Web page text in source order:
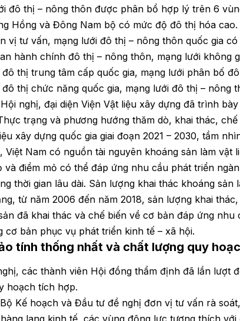
đô thị – nông thôn được phân bổ hợp lý trên 6
Hồng và Đông Nam bộ có mức độ đô thị hóa cao.
vị tư vấn, mạng lưới đô thị – nông thôn quốc gia
hành chính đô thị – nông thôn, mạng lưới không
thị trung tâm cấp quốc gia, mạng lưới phân bố
thị chức năng quốc gia, mạng lưới đô thị – nông
nghị, đại diện Viện Vật liệu xây dựng đã trình
trạng và phương hướng thăm dò, khai thác,
xây dựng quốc gia giai đoạn 2021 – 2030, tầm
Việt Nam có nguồn tài nguyên khoáng sản làm vật
và điểm mỏ có thể đáp ứng nhu cầu phát triển
thời gian lâu dài. Sản lượng khai thác khoáng
từ năm 2006 đến năm 2018, sản lượng khai
đã khai thác và chế biến về cơ bản đáp ứng
cơ bản phục vụ phát triển kinh tế – xã hội.
tính thống nhất và chất lượng quy
các thành viên Hội đồng thẩm định đã lần lượt
hoạch tích hợp.
Kế hoạch và Đầu tư đề nghị đơn vị tư vấn rà
lang kinh tế, các vùng động lực tương thích